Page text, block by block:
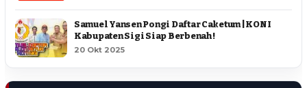
Samuel Yansen Pongi Daftar Caketum | KONI
Kabupaten Sigi Siap Berbenah !
20 Okt 2025